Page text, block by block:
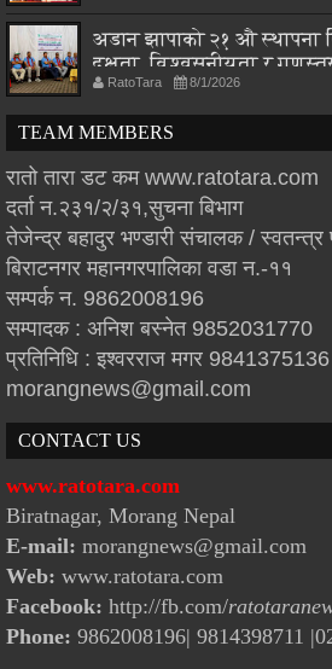
अडान झापाको २१ औ स्थापना
दक्षता, विश्वसनीयता र
RatoTara 8/1/2026
TEAM MEMBERS
रातो तारा डट कम www.ratotara.com
दर्ता न.२३१/२/३१,सुचना बिभाग
तेजेन्द्र बहादुर भण्डारी संचालक / स्वतन्त्र
बिराटनगर महानगरपालिका वडा न.-११
सम्पर्क न. 9862008196
सम्पादक : अनिश बस्नेत 9852031770
प्रतिनिधि : इश्वरराज मगर 9841375136
morangnews@gmail.com
CONTACT US
www.ratotara.com
Biratnagar, Morang Nepal
E-mail: morangnews@gmail.com
Web: www.ratotara.com
Facebook: http://fb.com/
Phone: 9862008196| 9814398711